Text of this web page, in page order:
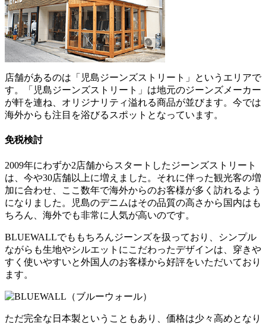
店舗があるのは「児島ジーンズストリート」というエリアで
す。「児島ジーンズストリート」は地元のジーンズメーカー
が軒を連ね、オリジナリティ溢れる商品が並びます。今では
海外からも注目を浴びるスポットとなっています。
免税検討
2009年にわずか2店舗からスタートしたジーンズストリート
は、今や30店舗以上に増えました。それに伴った観光客の増
加に合わせ、ここ数年で海外からのお客様が多く訪れるよう
になりました。児島のデニムはその品質の高さから国内はも
ちろん、海外でも非常に人気が高いのです。
BLUEWALLでももちろんジーンズを扱っており、シンプル
ながらも生地やシルエットにこだわったデザインは、穿きや
すく使いやすいと外国人のお客様から好評をいただいており
ます。
ただ完全な日本製ということもあり、価格は少々高めとなり